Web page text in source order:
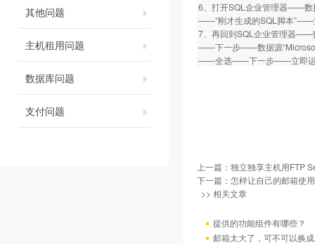
其他问题
主机租用问题
数据库问题
支付问题
6、打开SQL企业管理器——
——“刚才生成的SQL脚本
7、再回到SQL企业管理器
——下一步——数据源
——全选——下一步——立即
上一篇： 独立独享主机用FTP
下一篇： 怎样让自己的邮箱使
>> 相关文章
提供的功能组件有哪些？
邮箱太大了，可不可以换